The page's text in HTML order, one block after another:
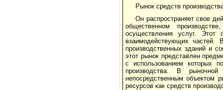
Рынок средств
Он распространяет свое
общественном
осуществления услуг.
взаимодействующих частей.
производственных зданий и
этот рынок представлен
с использованием которых
производства. В
непосредственным объектом
ресурсов как средств